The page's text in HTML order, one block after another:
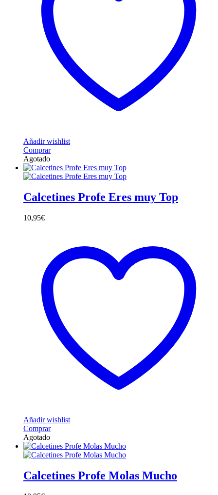
Añadir wishlist
Comprar
Agotado
Calcetines Profe Eres muy Top
10,95€
Añadir wishlist
ComprarEste
tiene
múltiples
Las
opciones
Agotado
Calcetines Profe Molas Mucho